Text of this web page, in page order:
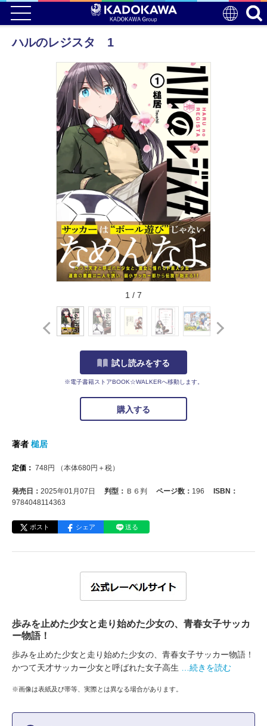
ハルのレジスタ 1
1 / 7
試し読みをする
※電子書籍ストアBOOK☆WALKERへ移動します。
購入する
著者 槌居
定価： 748円 （本体680円＋税）
発売日： 2025年01月07日 判型： Ｂ６判 ページ数： 196
ISBN：
9784048114363
ポスト シェア 送る
歩みを止めた少女と走り始めた少女の、青春女子サッカ
ー物語！
歩みを止めた少女と走り始めた少女の、青春女子サッカー物語！
かつて天才サッカー少女と呼ばれた女子高生
…続きを読む
※画像は表紙及び帯等、実際とは異なる場合があります。